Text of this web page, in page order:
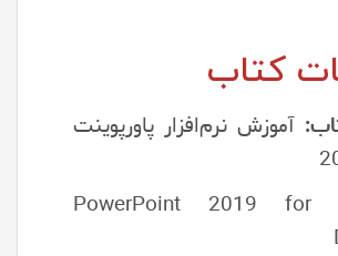
کتاب
آموزش نرم‌افزار پاورپوینت
PowerPoint 2019 for